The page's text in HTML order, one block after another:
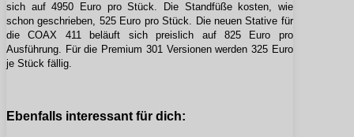
sich auf 4950 Euro pro Stück. Die Standfüße kosten, wie
schon geschrieben, 525 Euro pro Stück. Die neuen Stative für
die COAX 411 beläuft sich preislich auf 825 Euro pro
Ausführung. Für die Premium 301 Versionen werden 325 Euro
je Stück fällig.
Ebenfalls interessant für dich: